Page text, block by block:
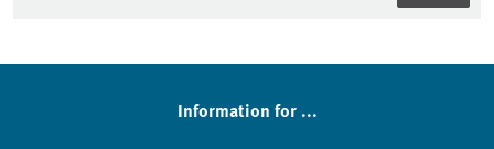
Sidebar
Information for ...